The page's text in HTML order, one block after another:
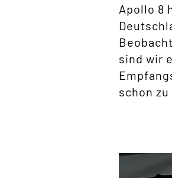
Apollo 8
sind wir
schon